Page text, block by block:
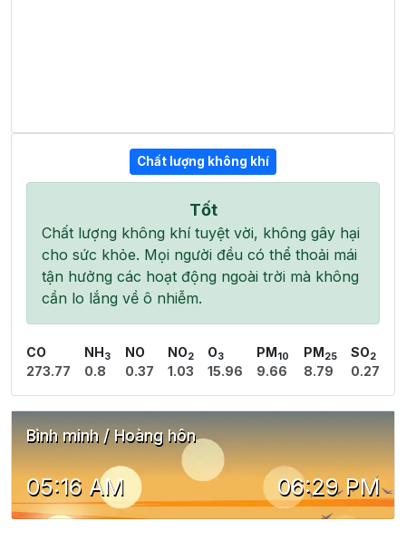
Chất lượng không khí
Tốt
Chất lượng không khí tuyệt vời, không gây hại
cho sức khỏe. Mọi người đều có thể thoải mái
tận hưởng các hoạt động ngoài trời mà không
cần lo lắng về ô nhiễm.
CO
273.77
NH 3
0.8
NO
0.37
NO2
1.03
O3
15.96
PM 10
9.66
PM 25
8.79
SO2
0.27
Bình minh / Hoàng hôn
05:16 AM 06:29 PM